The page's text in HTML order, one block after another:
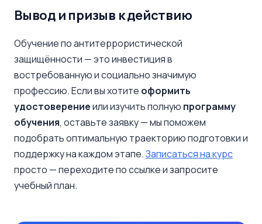
Вывод и призыв к действию
Обучение по антитеррористической
защищённости — это инвестиция в
востребованную и социально значимую
профессию. Если вы хотите оформить
удостоверениеили изучить полную программу
обучения, оставьте заявку — мы поможем
подобрать оптимальную траекторию подготовки и
поддержку на каждом этапе.Записаться на курс
просто — переходите по ссылке и запросите
учебный план.